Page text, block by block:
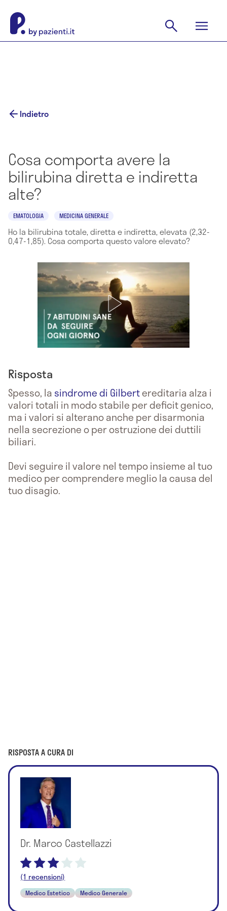
Indietro
Cosa comporta avere la
bilirubina diretta e indiretta
alte?
EMATOLOGIA MEDICINA GENERALE
Ho la bilirubina totale, diretta e indiretta, elevata (2,32-
0,47-1,85). Cosa comporta questo valore elevato?
Risposta
Spesso, la sindrome di Gilbertereditaria alza i
valori totali in modo stabile per deficit genico,
ma i valori si alterano anche per disarmonia
nella secrezione o per ostruzione dei duttili
biliari.
Devi seguire il valore nel tempo insieme al tuo
medico per comprendere meglio la causa del
tuo disagio.
RISPOSTA A CURA DI
Dr. Marco Castellazzi
(1 recensioni)
Medico Estetico Medico Generale